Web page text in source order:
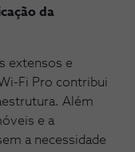
da
extensos e
Fi Pro contribui
Além
e a
a necessidade